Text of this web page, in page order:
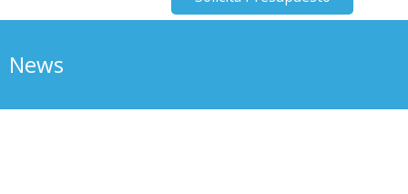
News